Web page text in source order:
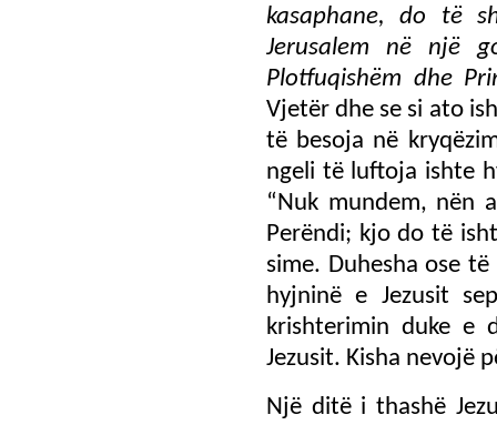
kasaphane, do të
Jerusalem në një
Plotfuqishëm dhe
Vjetër dhe se si ato
të besoja në
ngeli të luftoja ishte
“Nuk mundem, nën
Perëndi; kjo do të
sime. Duhesha ose
hyjninë e Jezusit
krishterimin duke e
Jezusit. Kisha nevojë
Një ditë i thashë